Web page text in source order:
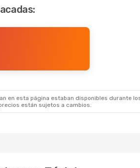
en esta página estaban disponibles durante
están sujetos a cambios.